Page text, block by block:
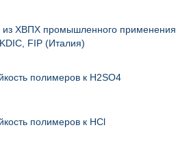
ХВПХ промышленного применения
FIP (Италия)
полимеров к H2SO4
полимеров к HCl